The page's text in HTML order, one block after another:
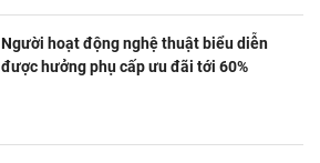
Người hoạt động nghệ thuật biểu diễn
được hưởng phụ cấp ưu đãi tới 60%